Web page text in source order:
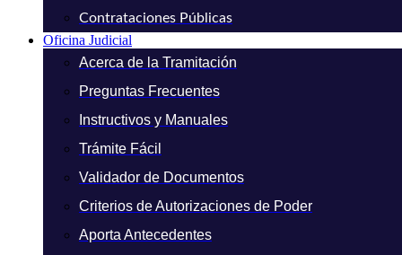
Contrataciones Públicas
Oficina Judicial
Acerca de la Tramitación
Preguntas Frecuentes
Instructivos y Manuales
Trámite Fácil
Validador de Documentos
Criterios de Autorizaciones de Poder
Aporta Antecedentes